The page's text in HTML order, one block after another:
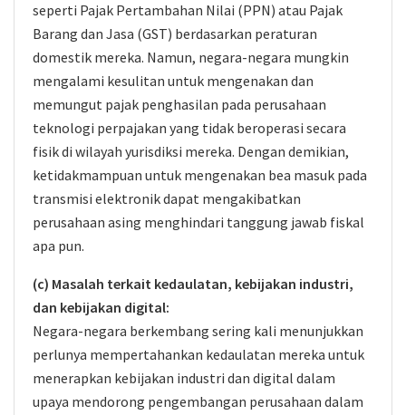
seperti Pajak Pertambahan Nilai (PPN) atau Pajak
Barang dan Jasa (GST) berdasarkan peraturan
domestik mereka. Namun, negara-negara mungkin
mengalami kesulitan untuk mengenakan dan
memungut pajak penghasilan pada perusahaan
teknologi perpajakan yang tidak beroperasi secara
fisik di wilayah yurisdiksi mereka. Dengan demikian,
ketidakmampuan untuk mengenakan bea masuk pada
transmisi elektronik dapat mengakibatkan
perusahaan asing menghindari tanggung jawab fiskal
apa pun.
(c) Masalah terkait kedaulatan, kebijakan industri,
dan kebijakan digital:
Negara-negara berkembang sering kali menunjukkan
perlunya mempertahankan kedaulatan mereka untuk
menerapkan kebijakan industri dan digital dalam
upaya mendorong pengembangan perusahaan dalam